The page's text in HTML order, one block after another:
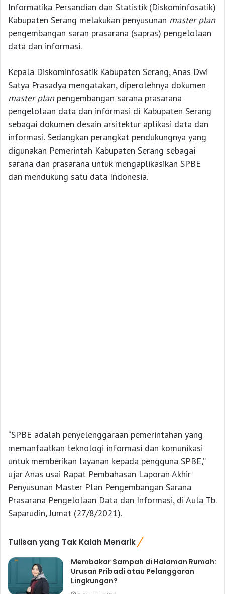
Informatika Persandian dan Statistik (Diskominfosatik)
Kabupaten Serang melakukan penyusunan master plan
pengembangan saran prasarana (sapras) pengelolaan
data dan informasi.
Kepala Diskominfosatik Kabupaten Serang, Anas Dwi
Satya Prasadya mengatakan, diperolehnya dokumen
master planpengembangan sarana prasarana
pengelolaan data dan informasi di Kabupaten Serang
sebagai dokumen desain arsitektur aplikasi data dan
informasi. Sedangkan perangkat pendukungnya yang
digunakan Pemerintah Kabupaten Serang sebagai
sarana dan prasarana untuk mengaplikasikan SPBE
dan mendukung satu data Indonesia.
“SPBE adalah penyelenggaraan pemerintahan yang
memanfaatkan teknologi informasi dan komunikasi
untuk memberikan layanan kepada pengguna SPBE,”
ujar Anas usai Rapat Pembahasan Laporan Akhir
Penyusunan Master Plan Pengembangan Sarana
Prasarana Pengelolaan Data dan Informasi, di Aula Tb.
Saparudin, Jumat (27/8/2021).
Tulisan yang Tak Kalah Menarik
Membakar Sampah di Halaman Rumah:
Urusan Pribadi atau Pelanggaran
Lingkungan?